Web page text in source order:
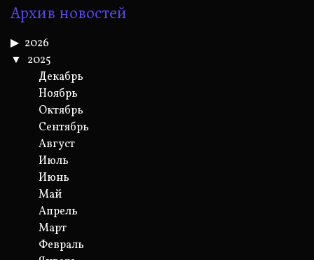
Архив новостей
2026
2025
Декабрь
Ноябрь
Октябрь
Сентябрь
Август
Июль
Июнь
Май
Апрель
Март
Февраль